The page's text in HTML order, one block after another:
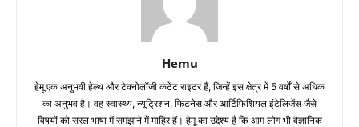
Hemu
हेमू एक अनुभवी हेल्थ और टेक्नोलॉजी कंटेंट राइटर हैं, जिन्हें इस क्षेत्र में 5 वर्षों से अधिक
का अनुभव है। वह स्वास्थ्य, न्यूट्रिशन, फिटनेस और आर्टिफिशियल इंटेलिजेंस जैसे
विषयों को सरल भाषा में समझाने में माहिर हैं। हेमू का उद्देश्य है कि आम लोग भी वैज्ञानिक